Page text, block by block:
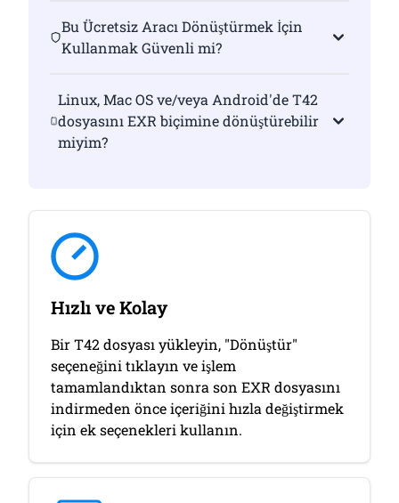
Bu Ücretsiz Aracı Dönüştürmek İçin
Kullanmak Güvenli mi?
Linux, Mac OS ve/veya Android'de T42
dosyasını EXR biçimine dönüştürebilir
miyim?
Hızlı ve Kolay
Bir T42 dosyası yükleyin, "Dönüştür"
seçeneğini tıklayın ve işlem
tamamlandıktan sonra son EXR dosyasını
indirmeden önce içeriğini hızla değiştirmek
için ek seçenekleri kullanın.